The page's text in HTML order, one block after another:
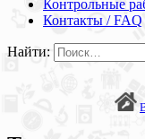
Контрольные
Контакты / FAQ
Найти: